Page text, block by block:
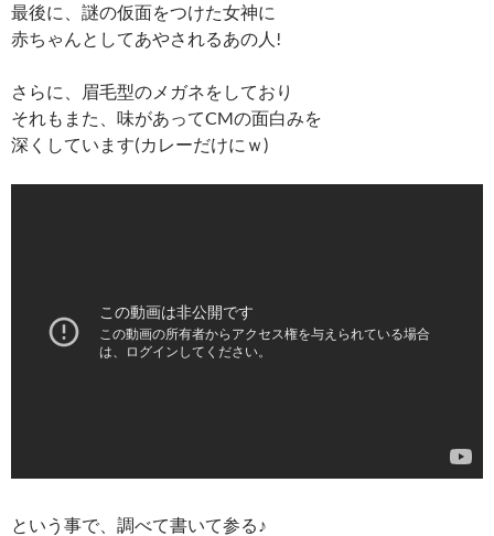
最後に、謎の仮面をつけた女神に
赤ちゃんとしてあやされるあの人!
さらに、眉毛型のメガネをしており
それもまた、味があってCMの面白みを
深くしています(カレーだけにｗ)
という事で、調べて書いて参る♪